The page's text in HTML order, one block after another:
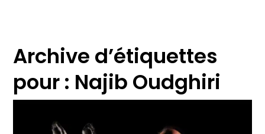
Archive d’étiquettes
pour : Najib Oudghiri